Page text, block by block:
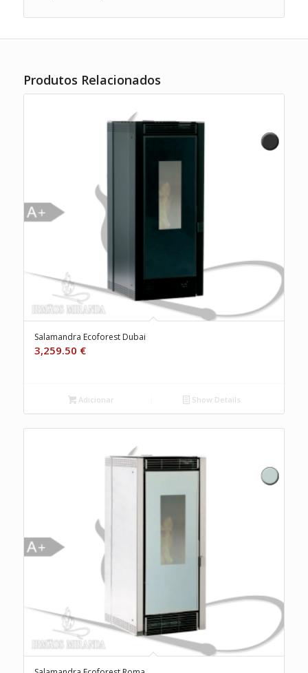
Produtos Relacionados
Salamandra Ecoforest Dubai
3,259.50 €
Adicionar Show Details